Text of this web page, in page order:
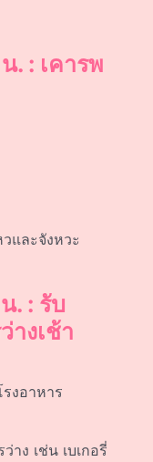
. : เคารพ
และจังหวะ
. : รับ
างเช้า
รงอาหาร
าง เช่น เบเกอรี่